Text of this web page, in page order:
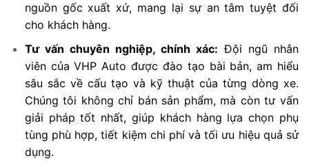
nguồn gốc xuất xứ, mang lại sự an tâm tuyệt đối
cho khách hàng.
Tư vấn chuyên nghiệp, chính xác: Đội ngũ nhân
viên của VHP Auto được đào tạo bài bản, am hiểu
sâu sắc về cấu tạo và kỹ thuật của từng dòng xe.
Chúng tôi không chỉ bán sản phẩm, mà còn tư vấn
giải pháp tốt nhất, giúp khách hàng lựa chọn phụ
tùng phù hợp, tiết kiệm chi phí và tối ưu hiệu quả sử
dụng.